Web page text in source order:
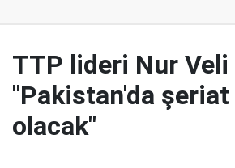
TTP lideri Nur Veli
"Pakistan'da
olacak"